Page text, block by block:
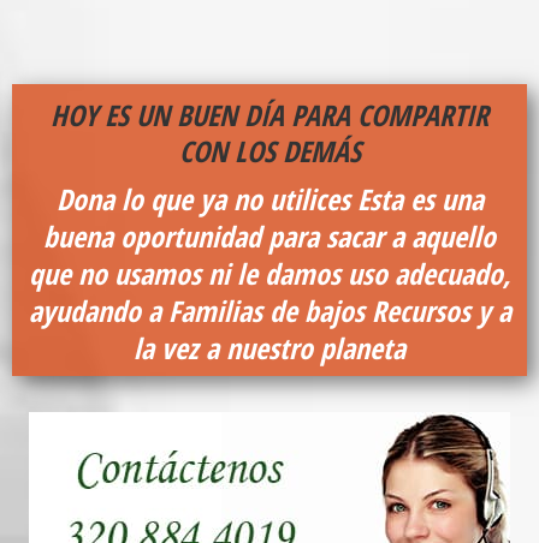
HOY ES UN BUEN DÍA PARA COMPARTIR
CON LOS DEMÁS
Dona lo que ya no utilicesEsta es una
buena oportunidad para sacar a aquello
que no usamos ni le damos uso adecuado,
ayudando a Familias de bajos Recursos y a
la vez a nuestro planeta